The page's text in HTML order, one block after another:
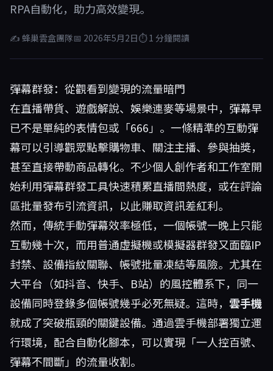
RPA自動化，助力高效變現。
✍ 蜂巢雲盒團隊📅 2026年5月2日⏱ 1 分鐘閱讀
彈幕群發：從觀看到變現的流量暗門
在直播帶貨、遊戲解說、娛樂連麥等場景中，彈幕早
已不是單純的表情包或「666」。一條精準的互動彈
幕可以引導觀眾點擊購物車、關注主播、參與抽獎，
甚至直接帶動商品轉化。不少個人創作者和工作室開
始利用彈幕群發工具快速積累直播間熱度，或在評論
區批量發布引流資訊，以此賺取資訊差紅利。
然而，傳統手動彈幕效率極低，一個帳號一晚上只能
互動幾十次，而用普通虛擬機或模擬器群發又面臨IP
封禁、設備指紋關聯、帳號批量凍結等風險。尤其在
大平台（如抖音、快手、B站）的風控體系下，同一
設備同時登錄多個帳號幾乎必死無疑。這時， 雲手機
就成了突破瓶頸的關鍵設備。通過雲手機部署獨立運
行環境，配合自動化腳本，可以實現「一人控百號、
彈幕不間斷」的流量收割。